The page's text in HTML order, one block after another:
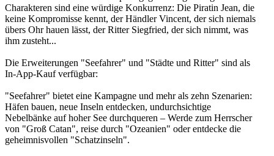
Charakteren sind eine würdige Konkurrenz: Die Piratin Jean, die
keine Kompromisse kennt, der Händler Vincent, der sich niemals
übers Ohr hauen lässt, der Ritter Siegfried, der sich nimmt, was
ihm zusteht...
Die Erweiterungen "Seefahrer" und "Städte und Ritter" sind als
In-App-Kauf verfügbar:
"Seefahrer" bietet eine Kampagne und mehr als zehn Szenarien:
Häfen bauen, neue Inseln entdecken, undurchsichtige
Nebelbänke auf hoher See durchqueren – Werde zum Herrscher
von "Groß Catan", reise durch "Ozeanien" oder entdecke die
geheimnisvollen "Schatzinseln".